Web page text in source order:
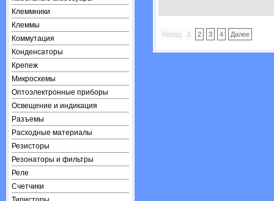
Клеммники
Клеммы
Коммутация
Конденсаторы
Крепеж
Микросхемы
Оптоэлектронные приборы
Освещение и индикация
Разъемы
Расходные материалы
Резисторы
Резонаторы и фильтры
Реле
Счетчики
Назад 1 2 3 4 Далее